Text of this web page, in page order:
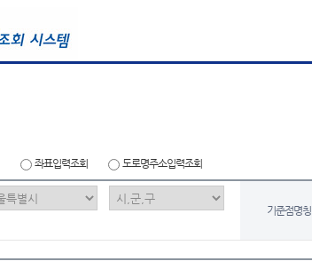
좌표입력조회 도로명주소입력조회
기준점명칭